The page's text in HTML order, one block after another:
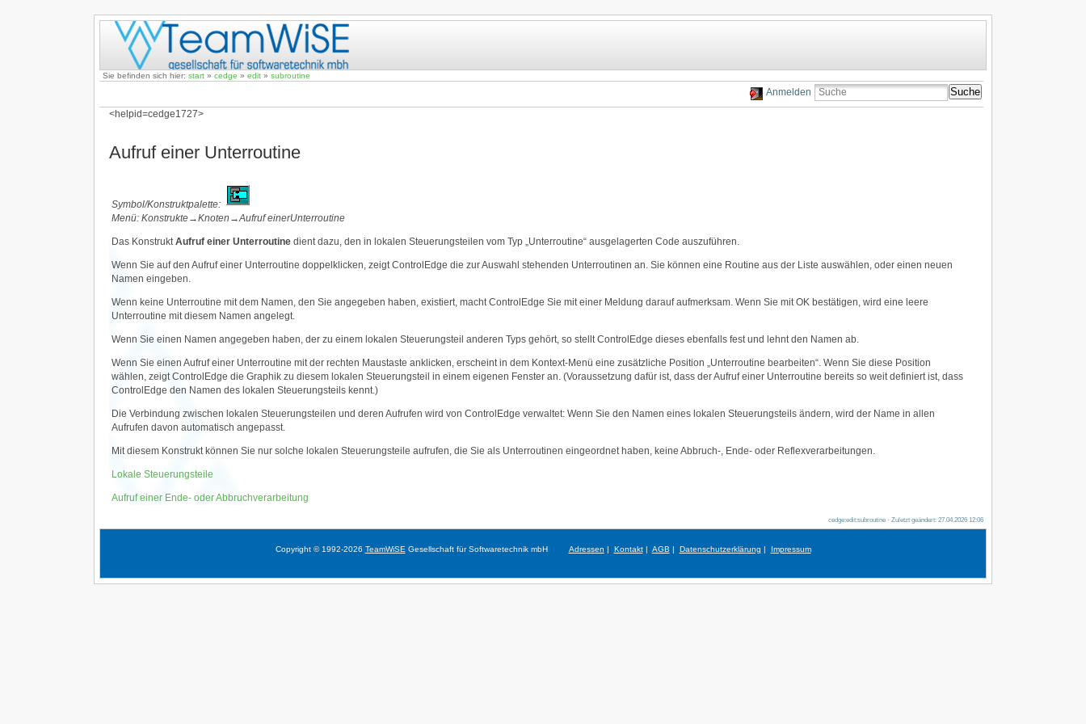
Sie befinden sich hier: start» cedge » edit» subroutine
Anmelden Suche
<helpid=cedge1727>
Aufruf einer Unterroutine
Symbol/Konstruktpalette:
Menü: Konstrukte→Knoten→Aufruf einerUnterroutine
Das KonstruktAufruf einer Unterroutinedient dazu, den in lokalen Steuerungsteilen vom Typ „Unterroutine“ ausgelagerten Code auszuführen.
Wenn Sie auf den Aufruf einer Unterroutine doppelklicken, zeigt ControlEdge die zur Auswahl stehenden Unterroutinen an. Sie können eine Routine aus der Liste auswählen, oder einen neuen
Namen eingeben.
Wenn keine Unterroutine mit dem Namen, den Sie angegeben haben, existiert, macht ControlEdge Sie mit einer Meldung darauf aufmerksam. Wenn Sie mit OK bestätigen, wird eine leere
Unterroutine mit diesem Namen angelegt.
Wenn Sie einen Namen angegeben haben, der zu einem lokalen Steuerungsteil anderen Typs gehört, so stellt ControlEdge dieses ebenfalls fest und lehnt den Namen ab.
Wenn Sie einen Aufruf einer Unterroutine mit der rechten Maustaste anklicken, erscheint in dem Kontext-Menü eine zusätzliche Position „Unterroutine bearbeiten“. Wenn Sie diese Position
wählen, zeigt ControlEdge die Graphik zu diesem lokalen Steuerungsteil in einem eigenen Fenster an. (Voraussetzung dafür ist, dass der Aufruf einer Unterroutine bereits so weit definiert ist, dass
ControlEdge den Namen des lokalen Steuerungsteils kennt.)
Die Verbindung zwischen lokalen Steuerungsteilen und deren Aufrufen wird von ControlEdge verwaltet: Wenn Sie den Namen eines lokalen Steuerungsteils ändern, wird der Name in allen
Aufrufen davon automatisch angepasst.
Mit diesem Konstrukt können Sie nur solche lokalen Steuerungsteile aufrufen, die Sie als Unterroutinen eingeordnet haben, keine Abbruch-, Ende- oder Reflexverarbeitungen.
Lokale Steuerungsteile
Aufruf einer Ende- oder Abbruchverarbeitung
cedge:edit:subroutine · Zuletzt geändert: 27.04.2026 12:06
Copyright © 1992-2026 TeamWiSEGesellschaft für Softwaretechnik mbH Adressen Kontakt| AGB Datenschutzerklärung Impressum